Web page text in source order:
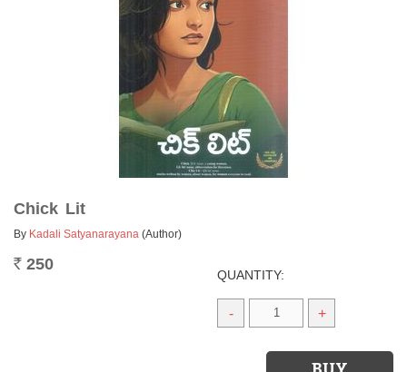
Chick Lit
By Kadali Satyanarayana (Author)
Rs. 250
QUANTITY:
- +